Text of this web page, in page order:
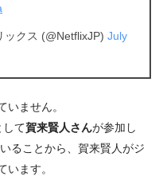
クス (@NetflixJP) July
いません。
して賀来賢人さんが参加し
ることから、 賀来賢人がジ
います。